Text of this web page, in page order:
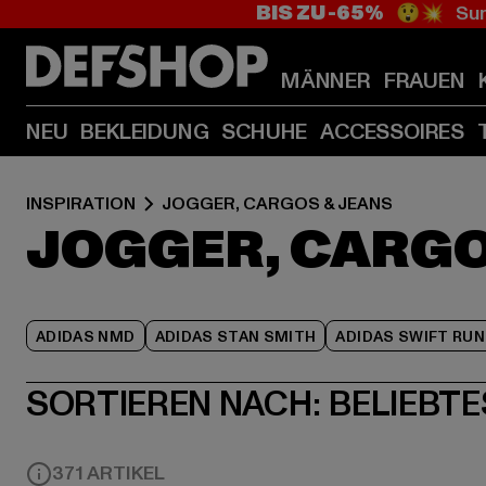
BIS ZU -65% 😲💥
MÄNNER FRAUEN
NEU BEKLEIDUNG SCHUHE ACCESSOIRES
INSPIRATION JOGGER, CARGOS & JEANS
JOGGER,
ADIDAS NMD ADIDAS STAN SMITH ADIDAS SWIFT RUN
SORTIEREN NACH:
371 ARTIKEL